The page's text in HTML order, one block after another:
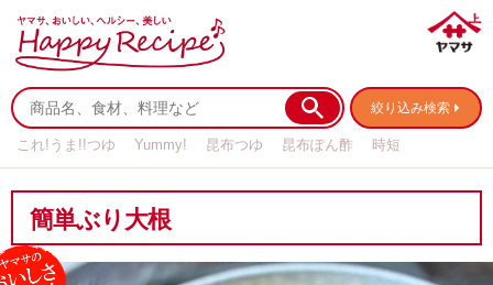
絞り込み検索
これ!うま!!つゆ Yummy! 昆布つゆ 昆布ぽん酢
時短
簡単ぶり大根